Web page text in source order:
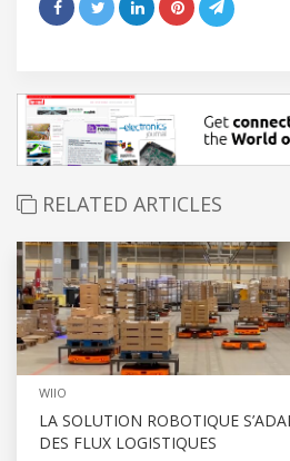
RELATED ARTICLES
WIIO
LA SOLUTION ROBOTIQUE
DES FLUX LOGISTIQUES